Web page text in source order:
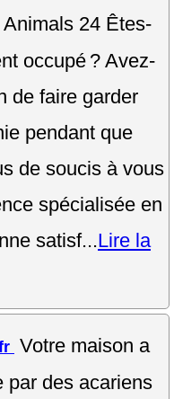
Animals 24 Êtes-
occupé ? Avez-
de faire garder
pendant que
de soucis à vous
spécialisée en
satisf...Lire la
Votre maison a
par des acariens